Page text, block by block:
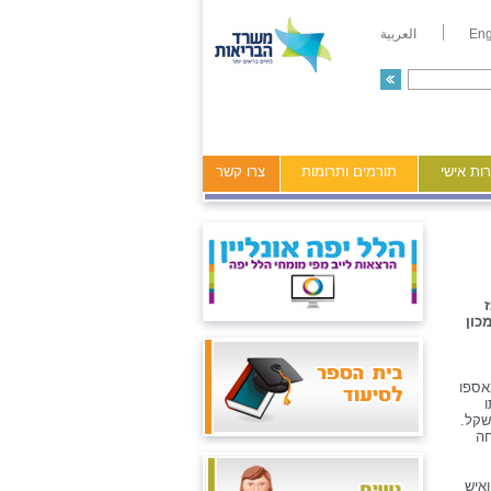
العربية
אישי תורמים ותרומות צרו קשר
שקל.